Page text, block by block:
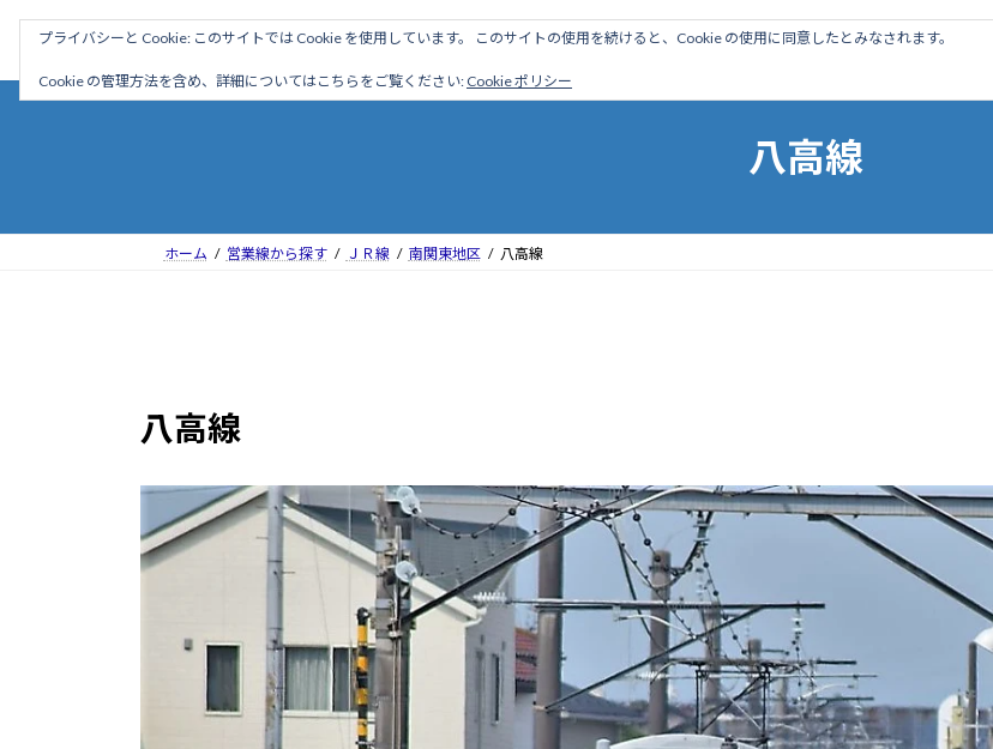
駅名読み方大全 ホーム はじめに 管理人ブログ 営業線から探す
八高線
ホーム 営業線から探す ＪＲ線 南関東地区 八高線
八高線
プライバシーと Cookie: このサイトでは Cookie を使用しています。 このサイトの使用を続けると、Cookie の使用に同意したとみなされます。
Cookie の管理方法を含め、詳細についてはこちらをご覧ください: Cookie ポリシー